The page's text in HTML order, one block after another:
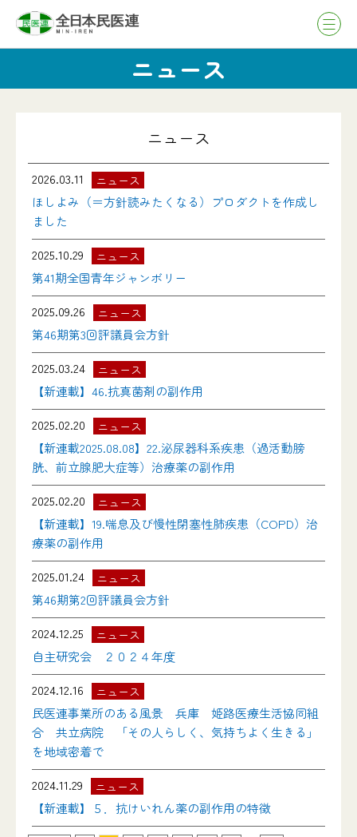
ニュース
ニュース
2026.03.11 ニュース
ほしよみ（＝方針読みたくなる）プロダクトを作成し
ました
2025.10.29
ニュース
第41期全国青年ジャンボリー
2025.09.26
ニュース
第46期第3回評議員会方針
2025.03.24
ニュース
【新連載】46.抗真菌剤の副作用
2025.02.20
ニュース
【新連載2025.08.08】22.泌尿器科系疾患（過活動膀
胱、前立腺肥大症等）治療薬の副作用
2025.02.20
ニュース
【新連載】19.喘息及び慢性閉塞性肺疾患（COPD）治
療薬の副作用
2025.01.24
ニュース
第46期第2回評議員会方針
2024.12.25
ニュース
自主研究会 ２０２４年度
2024.12.16
ニュース
民医連事業所のある風景 兵庫 姫路医療生活協同組
合 共立病院 「その人らしく、気持ちよく生きる」
を地域密着で
2024.11.29
ニュース
【新連載】５．抗けいれん薬の副作用の特徴